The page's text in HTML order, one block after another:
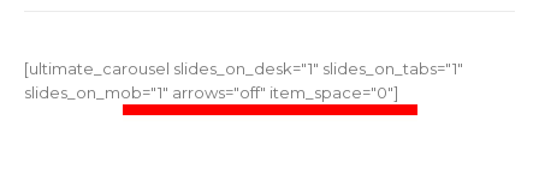
[ultimate_carousel slides_on_desk="1" slides_on_tabs="1"
slides_on_mob="1" arrows="off" item_space="0"]